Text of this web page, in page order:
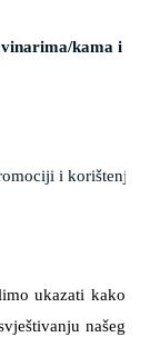
kama i
i korištenju
ukazati kako
našeg